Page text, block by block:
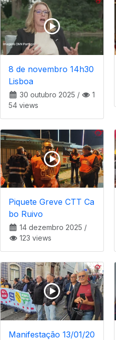
8 de novembro 14h30
Lisboa
30 outubro 2025 /
1
54 views
Piquete Greve CTT Ca
bo Ruivo
14 dezembro 2025 /
123 views
Manifestação 13/01/20